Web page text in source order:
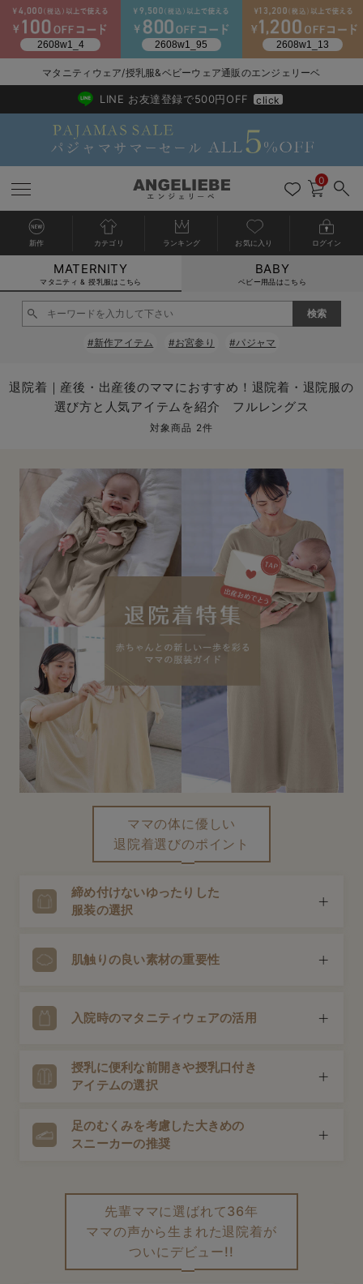
マタニティウェア全て
マタニティ ワンピース
マタニティ スカート
マタニティ アウター（コート）・ママコート
マタニティ 下着・インナー全て
授乳ブラ・マタニティブラ（マタニティインナー・産後用品）
妊婦帯・腹帯・産前ガードル
産褥ショーツ
骨盤・マタニティベルト （妊娠中・産後）
産後 ガードル インナー
マタニティ 腹巻き
授乳服全て
マタニティ フォーマル全て
マタニティ スーツ
マタニティ ドレス（結婚式・お呼ばれ）
授乳用品全て
妊婦用 抱き枕・授乳クッション
マタニティレッグウェア全て
マタニティストッキング・タイツ
マタニティ ボディケア全て
アウトレット全て
【アウトレット】ワンピース
【アウトレット】ボトムス
【アウトレット】インナー
【アウトレット】ベビー
特集全て
見えてもカワイイ
冷房対策
接触冷感素材
Tシャツブラ
ブラトップ
親子セット
快適機能ウェア特集 トップス
快適機能ウェア特集 ボトムス
快適機能ウェア特集 パジャマ
erbaviva（エルバビーバ）
安心の日本製。先輩ママが買ってよかった！本当に必要な出産準備品
ハレの日に着るANGELIEBEのセレモニー
買って正解！高評価レビューアイテム
親子コーデ｜ママとベビーにおすすめ！
Gift Selection 出産祝い
ファルスカ
入院準備の持ち物チェック
再入荷全て
再入荷｜インナー
戻る
送料無料アイテム全て
ワンピース
パンツ
パジャマ
インナー
雑貨
ベビー
戻る
ブラキャミ おまとめ
MAX55%OFF ブラックフ
戻る
【37周年祭セール】
【37周年祭セール】
戻る
気温差別オススメア
【15℃】3月下旬～
戻る
動きやすく着回しで
戻る
強撚スムース(コスパ
戻る
マタニティウェア
【おまとめ割】パジ
戻る
こだわりの履き心地
カジュアル
レギンス
戻る
ジャケット派
きれいめスカート派
ツィード派
王道シンプル派
セットアップ派
戻る
出産準備応援割全て
マタニティパジャマ
ベビー
戻る
【オフィスカジュア
戻る
レギンスタイプ
戻る
【フォーマル】ワン
【フォーマル】トッ
戻る
【ベビー】長袖
【ベビー】グッズ
戻る
ハンカチ
コンビ肌着
セット
戻る
快適ウェア10%OFF
戻る
春のマタニティワン
セットアップ・ レイ
Iライン ・タイトシル
ワーク・オフィス
カジュアル
フォーマル / オケー
あったかアイテム｜
戻る
Gift Selection 出産
〜3,000円（税込）
〜10,000円（税込）
女の子におススメの
男の子におススメの
定番ギフト
もらって嬉しいギフト
かわいくておもしろ
何枚あっても嬉しい
長く使えるアイテム
戻る
冬の冷え対策インナ
薄くてあったか
腹巻・ひざ上パンツ
レギンス・タイツ
カップ付きインナー
あったか度◎
裏起毛素材
戻る
入院準備の持ち物チ
入院してすぐ使うグ
産後に使うグッズ
戻る
冬のあったか特集全て
【冬のあったか特集
【冬のあったか特集
マタニティウェア/授乳服&ベビーウェア通販のエンジェリーベ
2026/NewArrival
送料495円(一部地域を除く) 7,700円以上で送料無料
LINE お友達登録で500円OFF click
0
新作 カテゴリ ランキング お気に入り ログイン
MATERNITY
マタニティ & 授乳服はこちら
BABY
ベビー用品はこちら
#新作アイテム #お宮参り #パジャマ
退院着｜産後・出産後のママにおすすめ！退院着・退院服の
選び方と人気アイテムを紹介 フルレングス
対象商品 2件
ママの体に優しい
退院着選びのポイント
締め付けないゆったりした
服装の選択
出産を終えてすぐの体は完全に元通りではありません。帝
王切開の場合は傷も痛むため、お腹や体を締め付けない、
すすめです。
肌触りの良い素材の重要性
出産後の肌はとても敏感。綿など自然由来の素材や、やわ
らかな肌あたりの良い素材を選びましょう。
入院時のマタニティウェアの活用
体型はまだ妊娠前には戻っていません。入院時に着ていた
マタニティウェアはそのまま使える場合がほとんど。産後
授乳に便利な前開きや授乳口付き
アイテムの選択
途中で授乳をすることも考えて、前開きタイプや授乳口が
付いたトップス・ワンピースなどが安心。スムーズに授乳
足のむくみを考慮した大きめの
スニーカーの推奨
く、ヒールも危険です。安定感のある大きめのスニーカー
がおすすめです。
先輩ママに選ばれて36年
ママの声から生まれた退院着が
ついにデビュー!!
カートに入れる
閉じる